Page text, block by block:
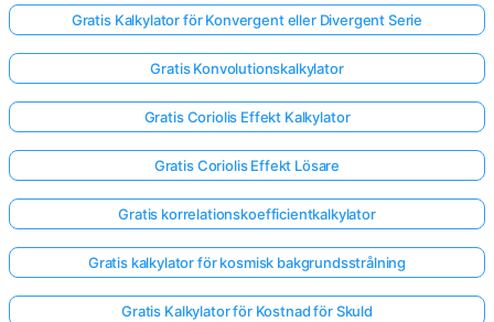
Gratis Kalkylator för Konvergent eller Divergent Serie
Gratis Konvolutionskalkylator
Gratis Coriolis Effekt Kalkylator
Gratis Coriolis Effekt Lösare
Gratis korrelationskoefficientkalkylator
Gratis kalkylator för kosmisk bakgrundsstrålning
Gratis Kalkylator för Kostnad för Skuld